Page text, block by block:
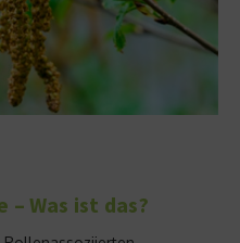
Was ist das?